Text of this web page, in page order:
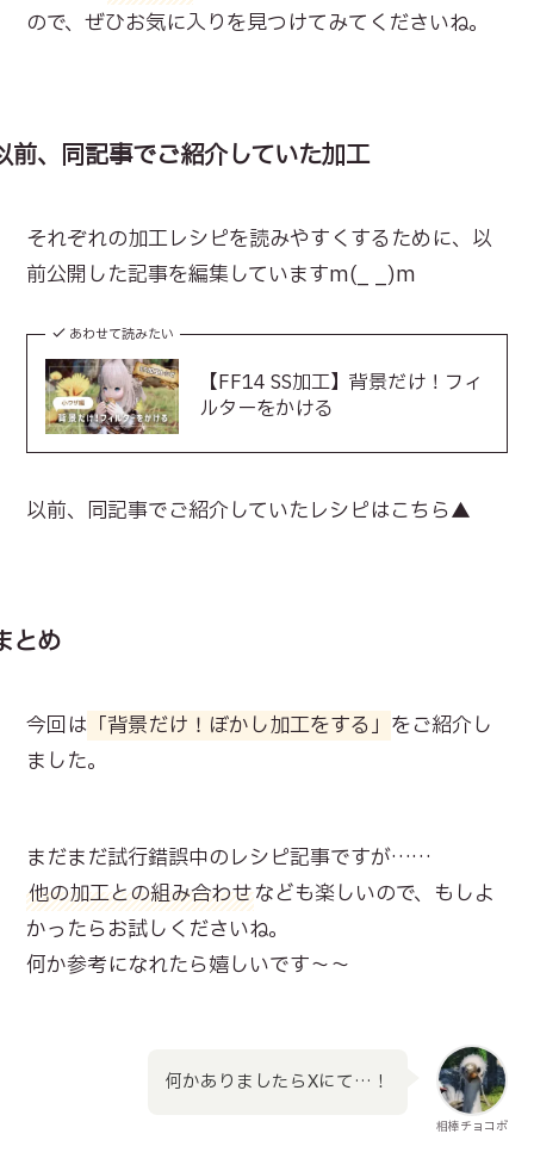
ので、ぜひお気に入りを見つけてみてくださいね。
前、同記事でご紹介していた加工
それぞれの加工レシピを読みやすくするために、以
前公開した記事を編集していますm(_ _)m
あわせて読みたい
【FF14 SS加工】背景だけ！フィ
ルターをかける
以前、同記事でご紹介していたレシピはこちら▲
とめ
今回は 「背景だけ！ぼかし加工をする」 をご紹介し
ました。
まだまだ試行錯誤中のレシピ記事ですが……
他の加工との組み合わせなども楽しいので、もしよ
かったらお試しくださいね。
何か参考になれたら嬉しいです～～
相棒チョコボ
何かありましたらXにて…！